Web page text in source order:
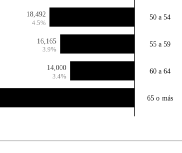
18,492
4.5%
50 a 54
16,165
3.9%
55 a 59
14,000
3.4%
60 a 64
65 o más